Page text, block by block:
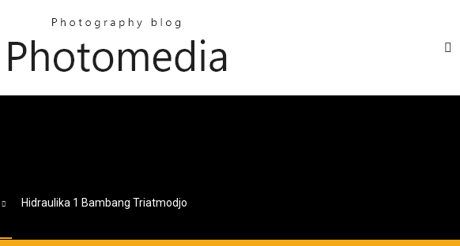
Hidraulika 1 Bambang Triatmodjo